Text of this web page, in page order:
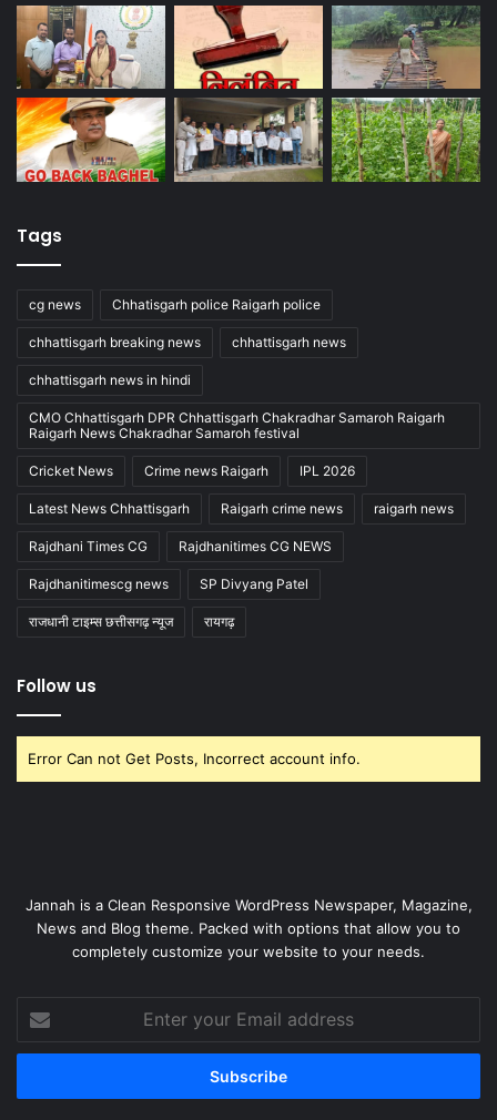
Tags
cg news Chhatisgarh police Raigarh police
chhattisgarh breaking news chhattisgarh news
chhattisgarh news in hindi
CMO Chhattisgarh DPR Chhattisgarh Chakradhar Samaroh Raigarh
Raigarh News Chakradhar Samaroh festival
Cricket News Crime news Raigarh IPL 2026
Latest News Chhattisgarh Raigarh crime news raigarh news
Rajdhani Times CG Rajdhanitimes CG NEWS
Rajdhanitimescg news SP Divyang Patel
राजधानी टाइम्स छत्तीसगढ़ न्यूज रायगढ़
Follow us
Error Can not Get Posts, Incorrect account info.
Jannah is a Clean Responsive WordPress Newspaper, Magazine,
News and Blog theme. Packed with options that allow you to
completely customize your website to your needs.
your
Email